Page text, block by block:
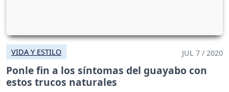
VIDA Y ESTILO JUL 7 / 2020
Ponle fin a los síntomas del guayabo con
estos trucos naturales